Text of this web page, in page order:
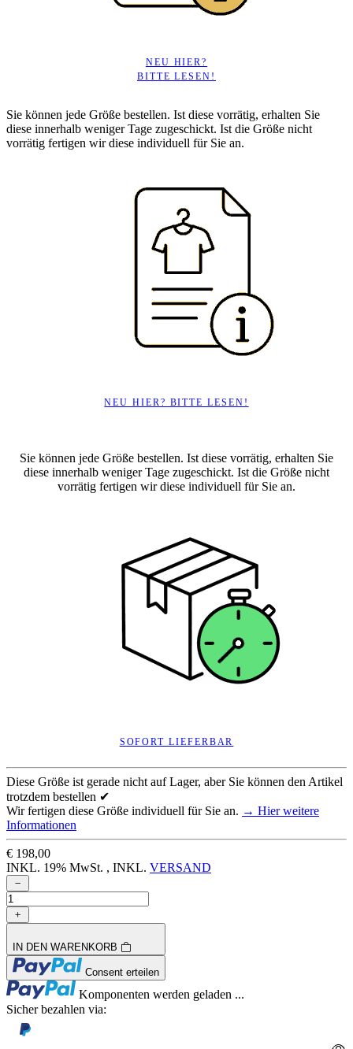
NEU HIER?
BITTE LESEN!
Sie können jede Größe bestellen. Ist diese vorrätig, erhalten Sie
diese innerhalb weniger Tage zugeschickt. Ist die Größe nicht
vorrätig fertigen wir diese individuell für Sie an.
NEU HIER? BITTE LESEN!
Sie können jede Größe bestellen. Ist diese vorrätig, erhalten Sie
diese innerhalb weniger Tage zugeschickt. Ist die Größe nicht
vorrätig fertigen wir diese individuell für Sie an.
SOFORT LIEFERBAR
Diese Größe ist gerade nicht auf Lager, aber Sie können den Artikel
trotzdem bestellen ✔
Wir fertigen diese Größe individuell für Sie an. → Hier weitere
Informationen
€ 198,00
INKL. 19% MwSt. , INKL. VERSAND
IN DEN WARENKORB
Consent erteilen
Loading...
Komponenten werden geladen ...
Sicher bezahlen via: